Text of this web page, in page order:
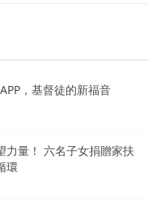
，基督徒的新福音
力量！ 六名子女捐贈家扶
環